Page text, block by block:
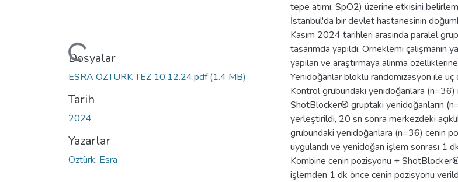
Yükleniyor...
Dosyalar
ESRA ÖZTÜRK TEZ 10.12.24.pdf(1.4 MB)
Tarih
2024
Yazarlar
Öztürk, Esra
tepe atımı, SpO2) üzerine etkisini
İstanbul'da bir devlet hastanesinin
Kasım 2024 tarihleri arasında paralel
tasarımda yapıldı. Örneklemi çalışmanın
yapılan ve araştırmaya alınma
Yenidoğanlar bloklu randomizasyon ile
Kontrol grubundaki yenidoğanlara (n=36)
ShotBlocker® gruptaki yenidoğanların
yerleştirildi, 20 sn sonra merkezdeki
grubundaki yenidoğanlara (n=36) cenin
uygulandı ve yenidoğan işlem sonrası 1
Kombine cenin pozisyonu +
işlemden 1 dk önce cenin pozisyonu